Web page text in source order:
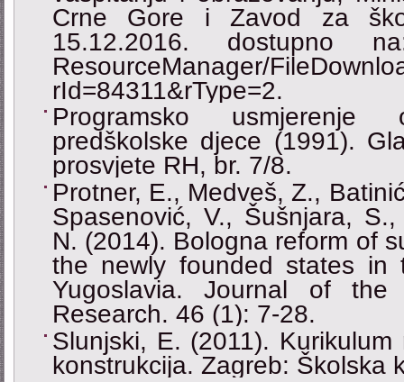
Crne Gore i Zavod za
15.12.2016. dostupno na:
ResourceManager/
rId=84311&rType=2.
Programsko
predškolske djece (1991).
prosvjete RH, br. 7/8.
Protner, E., Medveš, Z.,
Spasenović, V., Šušnjara,
N. (2014). Bologna reform of
the newly founded states in
Yugoslavia. Journal of the
Research. 46 (1): 7-28.
Slunjski, E. (2011).
konstrukcija. Zagreb: Školska